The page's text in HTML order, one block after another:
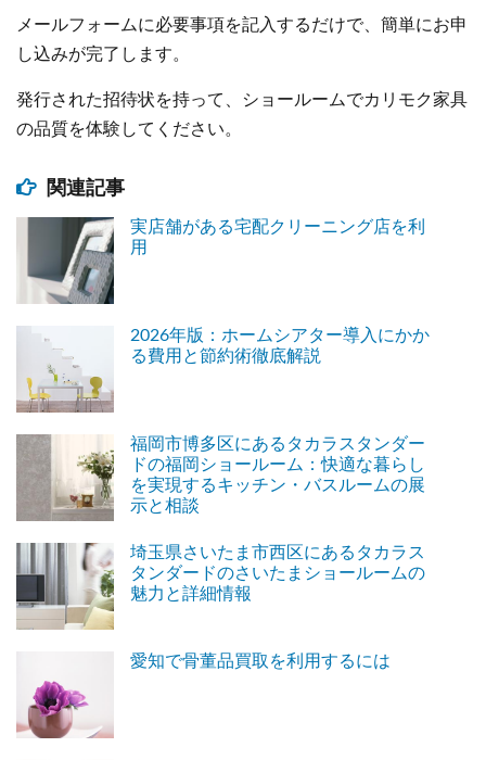
メールフォームに必要事項を記入するだけで、簡単にお申
し込みが完了します。
発行された招待状を持って、ショールームでカリモク家具
の品質を体験してください。
関連記事
実店舗がある宅配クリーニング店を利
用
2026年版：ホームシアター導入にかか
る費用と節約術徹底解説
福岡市博多区にあるタカラスタンダー
ドの福岡ショールーム：快適な暮らし
を実現するキッチン・バスルームの展
示と相談
埼玉県さいたま市西区にあるタカラス
タンダードのさいたまショールームの
魅力と詳細情報
愛知で骨董品買取を利用するには